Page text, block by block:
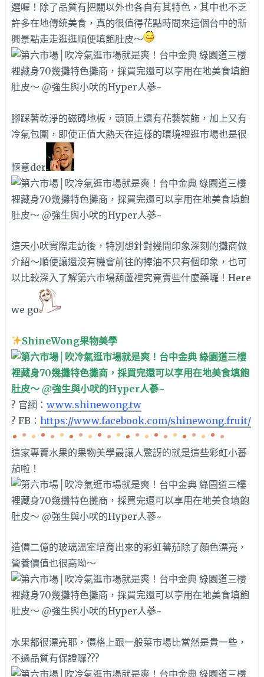
選喔！除了品質有把關以外也各自有其特色，其中也不乏
許多在地傳統美食，真的很值得花點時間來這個台中的新
興景點走走逛逛順便填飽肚皮～
腳踩著乾淨的磁磚地板，頭頂上還有花藝裝飾，加上又有
冷氣包圍，即使正值大熱天在這樣的環境裡逛市場也是很
愜意der
這天小吠實際走訪後，特別想針對幾間印象深刻的攤商做
介紹～順便讓還沒有機會前往的捧油不只有個印象，也可
以比較深入了解第六市場葫蘆裡究竟賣些什麼藥囉！Here
we go
ShineWong果物美學
? 官網： www.shinewong.tw
? FB： https://www.facebook.com/shinewong.fruit/
這家專賣水果的果物美學最讓人驚訝的就是這些彩虹小蕃
茄啦！
造價二億的玻璃溫室培育出來的彩虹蕃茄除了顏色漂亮，
營養價值也很高呦～
水果都很漂亮耶，價格上跟一般菜市場比當然是貴一些，
不過品質有保證囉???